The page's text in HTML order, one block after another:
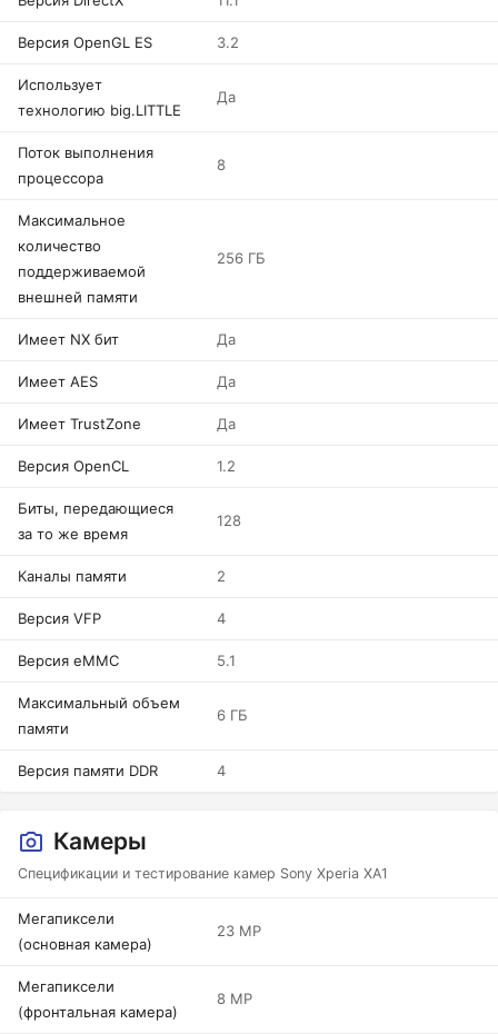
Версия OpenGL ES 3.2
Использует
технологию big.LITTLE
Да
Поток выполнения
процессора
8
Максимальное
количество
поддерживаемой
внешней памяти
256 ГБ
Имеет NX бит Да
Имеет AES Да
Имеет TrustZone Да
Версия OpenCL 1.2
Биты, передающиеся
за то же время
128
Каналы памяти 2
Версия VFP 4
Версия eMMC 5.1
Максимальный объем
памяти
6 ГБ
Версия памяти DDR 4
Камеры
Спецификации и тестирование камер Sony Xperia XA1
Мегапиксели
(основная камера)
23 MP
Мегапиксели
(фронтальная камера)
8 MP